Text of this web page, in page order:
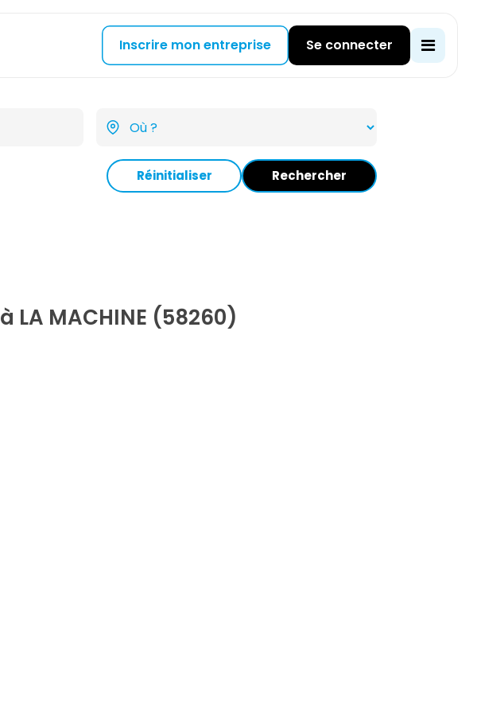
Inscrire mon entreprise Se connecter
Réinitialiser Rechercher
à LA MACHINE (58260)